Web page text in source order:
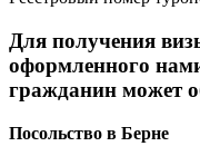
Для получения
оформленного
гражданин может
Посольство в Берне